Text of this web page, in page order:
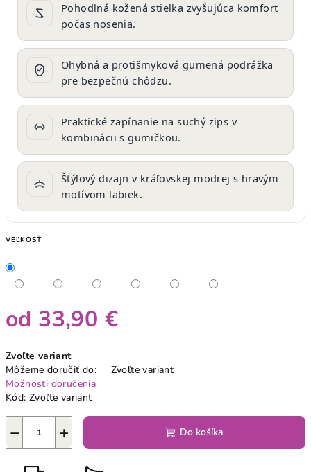
Pohodlná kožená stielka zvyšujúca komfort
počas nosenia.
Ohybná a protišmyková gumená podrážka
pre bezpečnú chôdzu.
Praktické zapínanie na suchý zips v
kombinácii s gumičkou.
Štýlový dizajn v kráľovskej modrej s hravým
motívom labiek.
VEĽKOSŤ
od 33,90 €
cena:
Zvoľte variant
Môžeme doručiť do:
Zvoľte variant
Možnosti doručenia
Kód: Zvoľte variant
+
− Do košíka